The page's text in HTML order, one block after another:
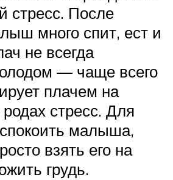
стресс. После
много спит, ест и
не всегда
— чаще всего
плачем на
стресс. Для
малыша,
взять его на
грудь.